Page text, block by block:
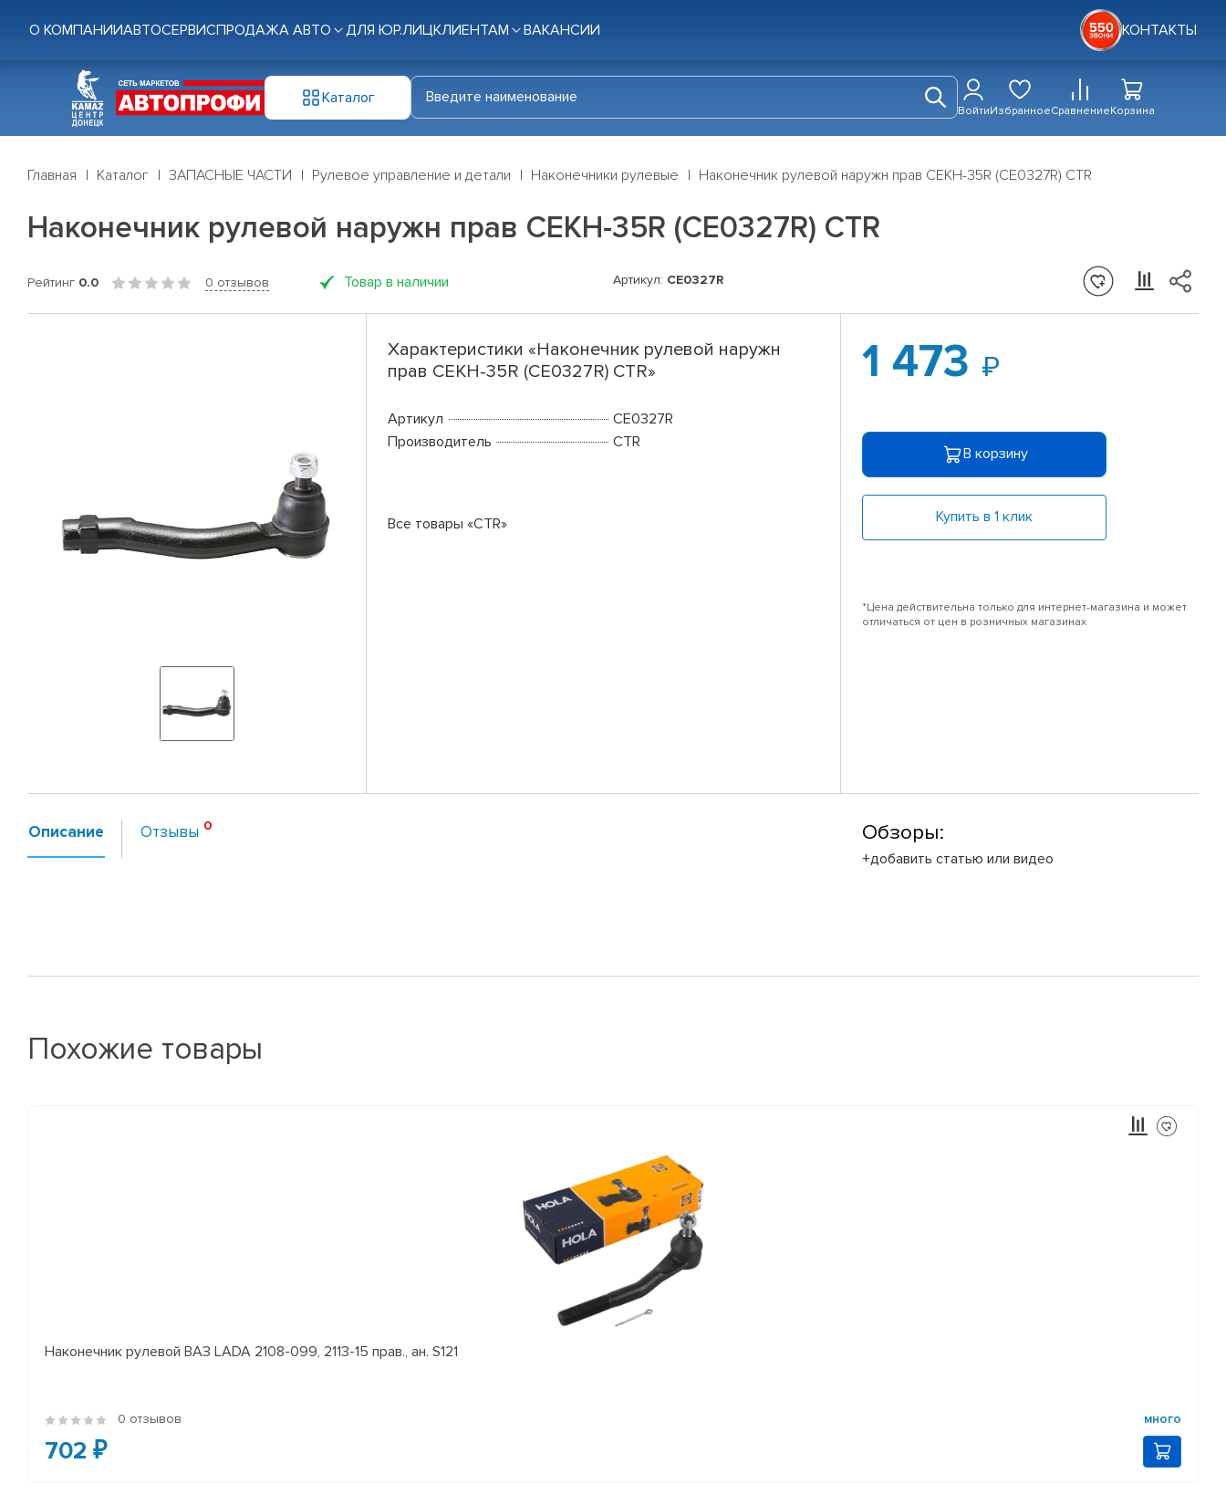
О КОМПАНИИАВТОСЕРВИСПРОДАЖА АВТО ДЛЯ ЮР.ЛИЦКЛИЕНТАМ ВАКАНСИИ КОНТАКТЫ
Каталог
ВойтиИзбранноеСравнениеКорзина
Главная Каталог ЗАПАСНЫЕ ЧАСТИ Рулевое управление и детали Наконечники рулевые Наконечник рулевой наружн прав CEKH-35R (CE0327R) CTR
Наконечник рулевой наружн прав CEKH-35R (CE0327R) CTR
Рейтинг 0.0 0 отзывов Товар в наличии Артикул: CE0327R
Характеристики «Наконечник рулевой наружн
прав CEKH-35R (CE0327R) CTR»
Артикул
CE0327R
Производитель
CTR
Все товары «CTR»
1 473
В корзину
Купить в 1 клик
*Цена действительна только для интернет-магазина и может
отличаться от цен в розничных магазинах
Описание Отзывы Обзоры:
+добавить статью или видео
Похожие товары
Наконечник рулевой ВАЗ LADA 2108-099, 2113-15 прав., ан. S121
0 отзывов много
702 ₽